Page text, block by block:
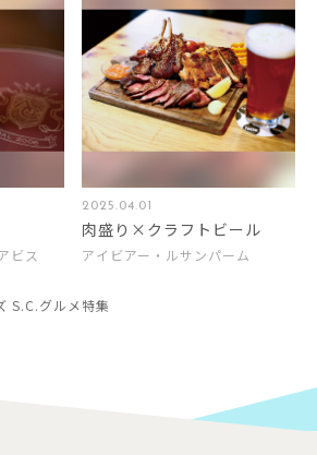
ビス
2025.04.01
肉盛り×クラフトビール
アイビアー・ルサンパーム
S.C.グルメ特集